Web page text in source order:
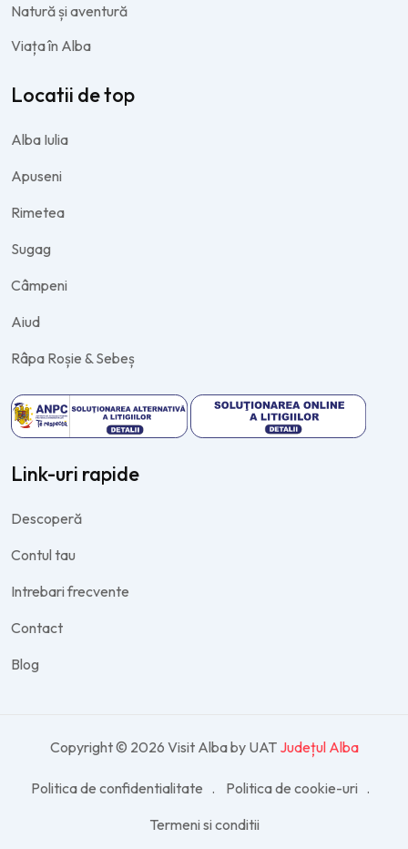
Natură și aventură
Viața în Alba
Locatii de top
Alba Iulia
Apuseni
Rimetea
Sugag
Câmpeni
Aiud
Râpa Roșie & Sebeș
Link-uri rapide
Descoperă
Contul tau
Intrebari frecvente
Contact
Blog
Copyright © 2026 Visit Alba by UAT Județul Alba
Politica de confidentialitate
Politica de cookie-uri
Termeni si conditii